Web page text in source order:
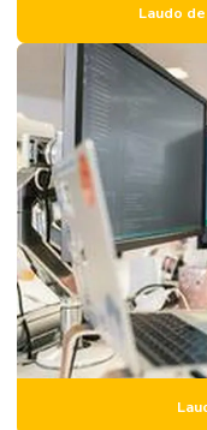
Empresa de vistoria de
Empresas de perícia
Engenharia de avaliação
Inspeção estrutural
Inspeção estrutural
Inspeção de imóvel
Inspeção predial
Inspeção predial
Laudo